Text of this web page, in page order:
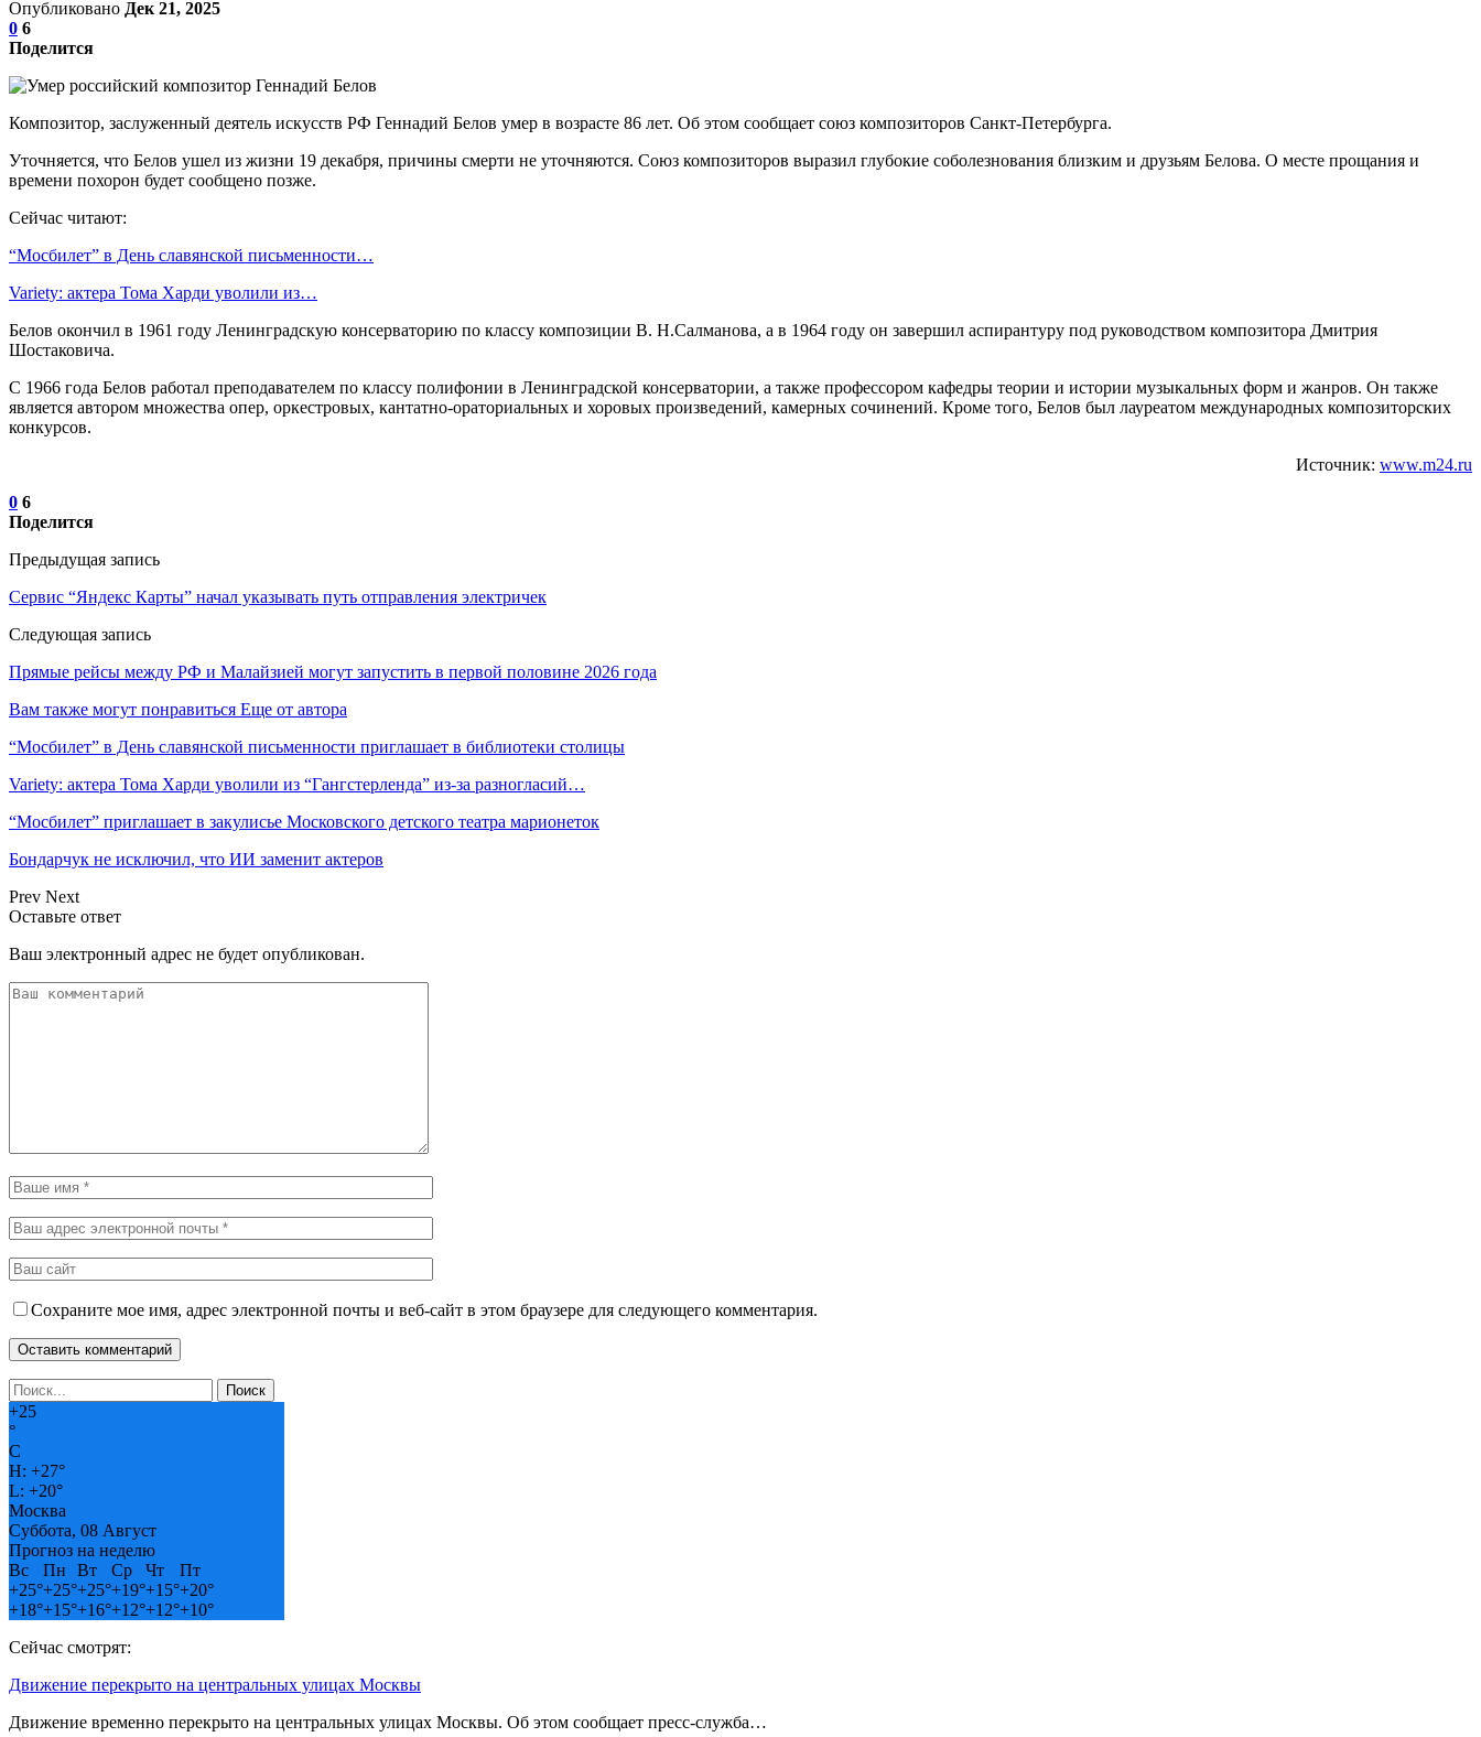
Опубликовано Дек 21, 2025
0 6
Поделится
Композитор, заслуженный деятель искусств РФ Геннадий Белов умер в возрасте 86 лет. Об этом сообщает союз композиторов Санкт-Петербурга.
Уточняется, что Белов ушел из жизни 19 декабря, причины смерти не уточняются. Союз композиторов выразил глубокие соболезнования близким и друзьям Белова. О месте прощания и
времени похорон будет сообщено позже.
Сейчас читают:
“Мосбилет” в День славянской письменности…
Variety: актера Тома Харди уволили из…
Белов окончил в 1961 году Ленинградскую консерваторию по классу композиции В. Н.Салманова, а в 1964 году он завершил аспирантуру под руководством композитора Дмитрия
Шостаковича.
С 1966 года Белов работал преподавателем по классу полифонии в Ленинградской консерватории, а также профессором кафедры теории и истории музыкальных форм и жанров. Он также
является автором множества опер, оркестровых, кантатно-ораториальных и хоровых произведений, камерных сочинений. Кроме того, Белов был лауреатом международных композиторских
конкурсов.
Источник: www.m24.ru
0 6
Поделится
Предыдущая запись
Сервис “Яндекс Карты” начал указывать путь отправления электричек
Следующая запись
Прямые рейсы между РФ и Малайзией могут запустить в первой половине 2026 года
Вам также могут понравиться Еще от автора
“Мосбилет” в День славянской письменности приглашает в библиотеки столицы
Variety: актера Тома Харди уволили из “Гангстерленда” из-за разногласий…
“Мосбилет” приглашает в закулисье Московского детского театра марионеток
Бондарчук не исключил, что ИИ заменит актеров
Prev Next
Оставьте ответ
Ваш электронный адрес не будет опубликован.
Сохраните мое имя, адрес электронной почты и веб-сайт в этом браузере для следующего комментария.
+25
°
C
H: +27°
L: +20°
Москва
Суббота, 08 Август
Прогноз на неделю
Вс
Пн Вт Ср Чт
Пт
+25°+25°+25°+19°+15°+20°
+18°+15°+16°+12°+12°+10°
Сейчас смотрят:
Движение перекрыто на центральных улицах Москвы
Движение временно перекрыто на центральных улицах Москвы. Об этом сообщает пресс-служба…